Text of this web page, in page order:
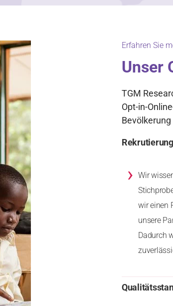
Erfahren Sie
Unser
TGM
Opt-in-
› Wir
wir einen
unsere
Dadurch